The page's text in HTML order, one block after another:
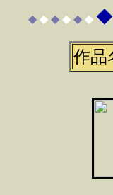
◆ ◆ ◆ ◆ ◆ ◆ ◆
作品